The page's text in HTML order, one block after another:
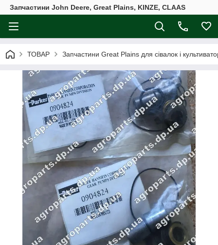
Запчастини John Deere, Great Plains, KINZE, CLAAS
ТОВАР Запчастини Great Plains для сівалок і